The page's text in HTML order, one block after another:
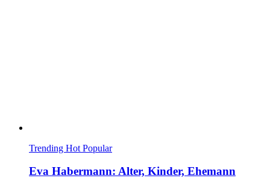
Trending Hot Popular
Eva Habermann: Alter, Kinder, Ehemann